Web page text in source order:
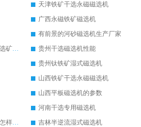
天津铁矿干选永磁磁选机
广西永磁铁矿磁选机
有前景的河砂磁选机生产厂家
什么牌子的河砂磁选机选矿效果好
贵州干选磁选机性能
贵州钛铁矿湿式磁选机
山西铁矿干选永磁磁选机
山西平板磁选机的参数
河南干选专用磁选机
贵州矿山用干选磁选机怎样调磁
吉林半逆流湿式磁选机